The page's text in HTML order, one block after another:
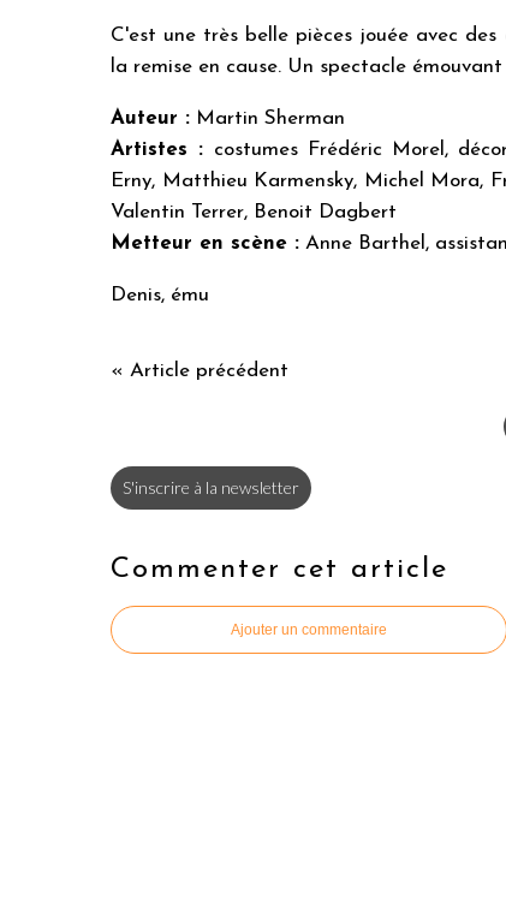
C'est une très belle pièces jouée avec
la remise en cause. Un spectacle
Auteur : Martin Sherman
Artistes : costumes Frédéric Morel,
Erny, Matthieu Karmensky, Michel Mora,
Valentin Terrer, Benoit Dagbert
Metteur en scène : Anne Barthel,
Denis, ému
« Article précédent
S'inscrire à la newsletter
Commenter cet article
Ajouter un commentaire